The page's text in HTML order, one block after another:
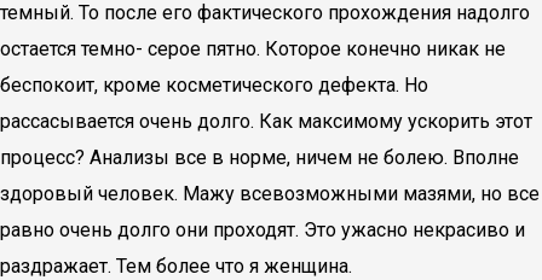
темный. То после его фактического прохождения надолго
остается темно- серое пятно. Которое конечно никак не
беспокоит, кроме косметического дефекта. Но
рассасывается очень долго. Как максимому ускорить этот
процесс? Анализы все в норме, ничем не болею. Вполне
здоровый человек. Мажу всевозможными мазями, но все
равно очень долго они проходят. Это ужасно некрасиво и
раздражает. Тем более что я женщина.